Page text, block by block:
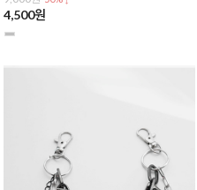
4,500원